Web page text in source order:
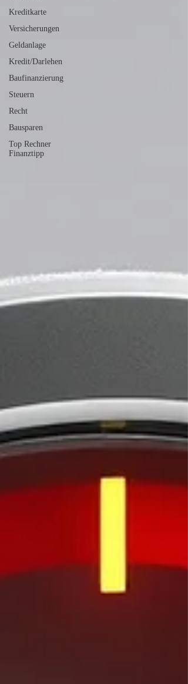
Kreditkarte
Versicherungen
Geldanlage
Kredit/Darlehen
Baufinanzierung
Steuern
Recht
Bausparen
Top Rechner
Finanztipp